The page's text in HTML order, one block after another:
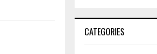
CATEGORIES